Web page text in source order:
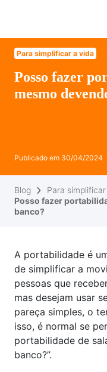
Para simplificar a vida
Posso fazer
mesmo
Publicado em 30/04/2024
Blog
Para
Posso fazer
banco?
A portabilidade é
de simplificar a
pessoas que
mas desejam usar
pareça simples, o
isso, é normal se
portabilidade de
banco?”.